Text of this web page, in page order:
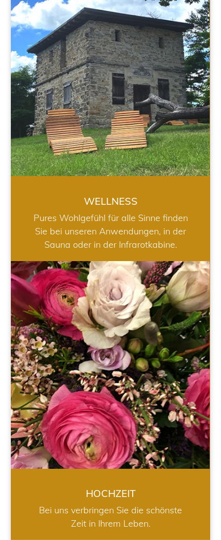
WELLNESS
WELLNESS
Pures Wohlgefühl für alle Sinne finden
Sie bei unseren Anwendungen, in der
Sauna oder in der Infrarotkabine.
HOCHZEIT
HOCHZEIT
Bei uns verbringen Sie die schönste
Zeit in Ihrem Leben.